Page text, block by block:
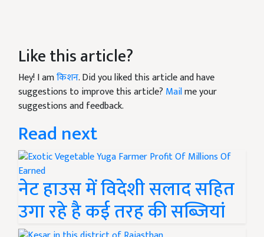
Like this article?
Hey! I amकिशन. Did you liked this article and have
suggestions to improve this article? Mailme your
suggestions and feedback.
Read next
नेट हाउस में विदेशी सलाद सहित
उगा रहे है कई तरह की सब्जियां